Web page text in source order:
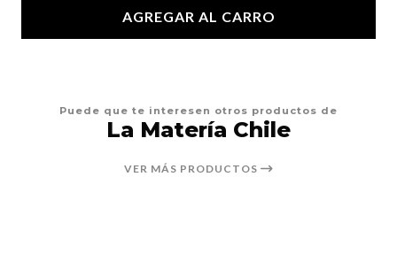
AGREGAR AL CARRO
Puede que te interesen otros productos de
La Matería Chile
VER MÁS PRODUCTOS